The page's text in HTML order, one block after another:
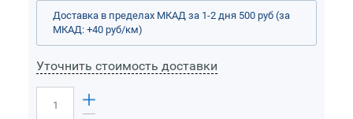
Доставка в пределах МКАД за 1-2 дня 500 руб (за
МКАД: +40 руб/км)
Уточнить стоимость доставки